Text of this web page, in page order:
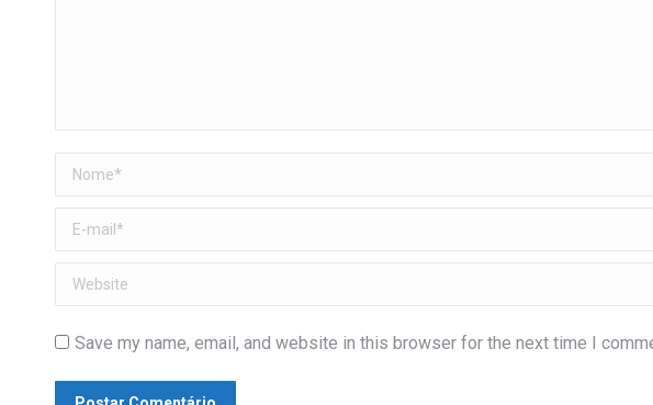
Nome *
E-mail *
Website
Save my name, email, and website in this browser for the next time I